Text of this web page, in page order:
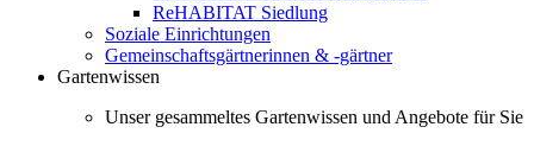
ReHABITAT Siedlung
Soziale Einrichtungen
Gemeinschaftsgärtnerinnen & -gärtner
Gartenwissen
Unser gesammeltes Gartenwissen und Angebote für Sie